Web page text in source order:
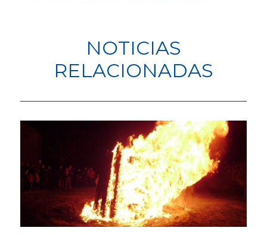
NOTICIAS
RELACIONADAS